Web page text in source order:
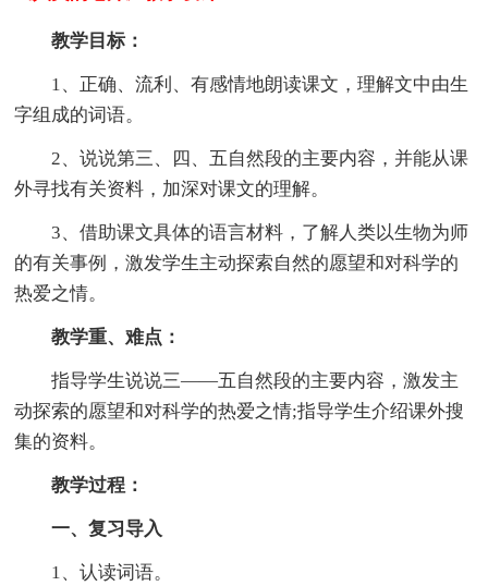
教学目标：
1、正确、流利、有感情地朗读课文，理解文中由生
字组成的词语。
2、说说第三、四、五自然段的主要内容，并能从课
外寻找有关资料，加深对课文的理解。
3、借助课文具体的语言材料，了解人类以生物为师
的有关事例，激发学生主动探索自然的愿望和对科学的
热爱之情。
教学重、难点：
指导学生说说三——五自然段的主要内容，激发主
动探索的愿望和对科学的热爱之情;指导学生介绍课外搜
集的资料。
教学过程：
一、复习导入
1、认读词语。